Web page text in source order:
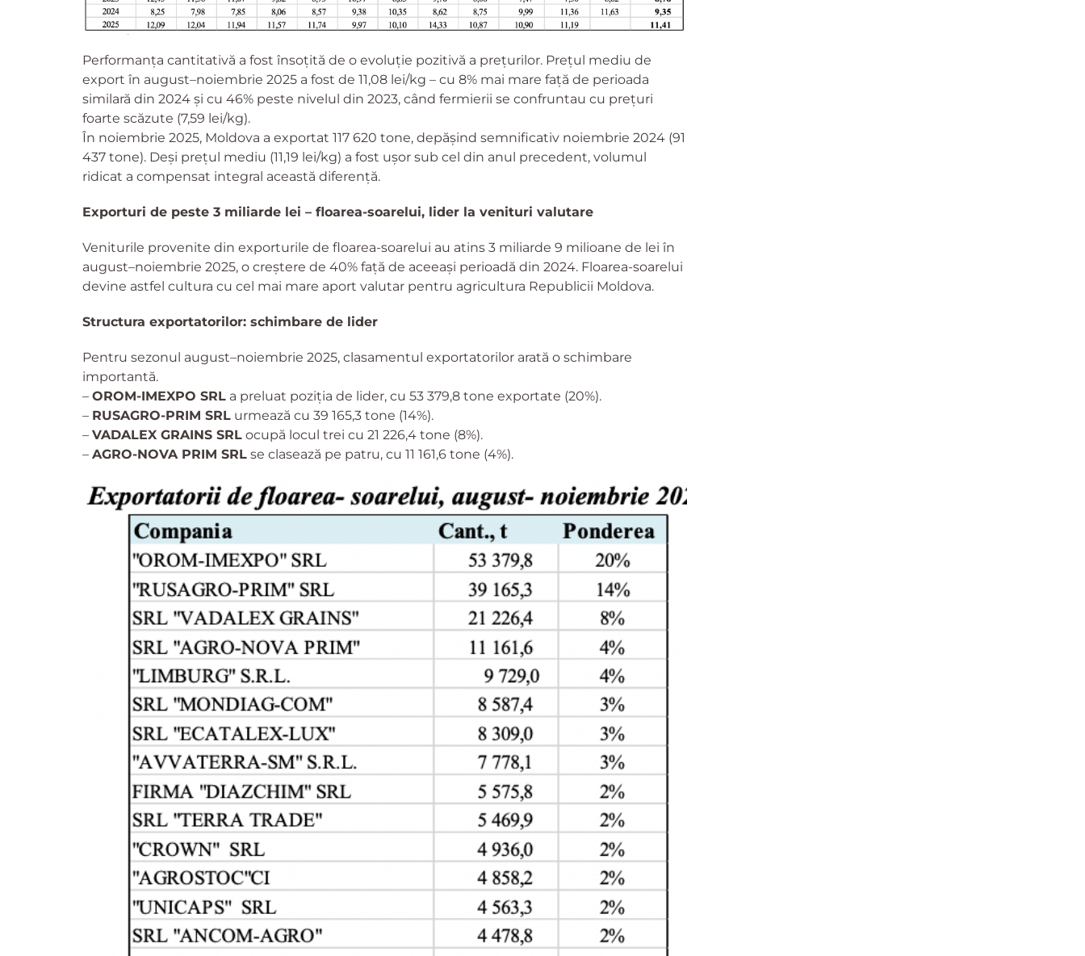
Performanța cantitativă a fost însoțită de o evoluție pozitivă a prețurilor. Prețul mediu de
export în august–noiembrie 2025 a fost de 11,08 lei/kg – cu 8% mai mare față de perioada
similară din 2024 și cu 46% peste nivelul din 2023, când fermierii se confruntau cu prețuri
foarte scăzute (7,59 lei/kg).
În noiembrie 2025, Moldova a exportat 117 620 tone, depășind semnificativ noiembrie 2024 (91
437 tone). Deși prețul mediu (11,19 lei/kg) a fost ușor sub cel din anul precedent, volumul
ridicat a compensat integral această diferență.
Exporturi de peste 3 miliarde lei – floarea-soarelui, lider la venituri valutare
Veniturile provenite din exporturile de floarea-soarelui au atins 3 miliarde 9 milioane de lei în
august–noiembrie 2025, o creștere de 40% față de aceeași perioadă din 2024. Floarea-soarelui
devine astfel cultura cu cel mai mare aport valutar pentru agricultura Republicii Moldova.
Structura exportatorilor: schimbare de lider
Pentru sezonul august–noiembrie 2025, clasamentul exportatorilor arată o schimbare
importantă.
– OROM-IMEXPO SRL a preluat poziția de lider, cu 53 379,8 tone exportate (20%).
– RUSAGRO-PRIM SRL urmează cu 39 165,3 tone (14%).
– VADALEX GRAINS SRL ocupă locul trei cu 21 226,4 tone (8%).
– AGRO-NOVA PRIM SRL se clasează pe patru, cu 11 161,6 tone (4%).